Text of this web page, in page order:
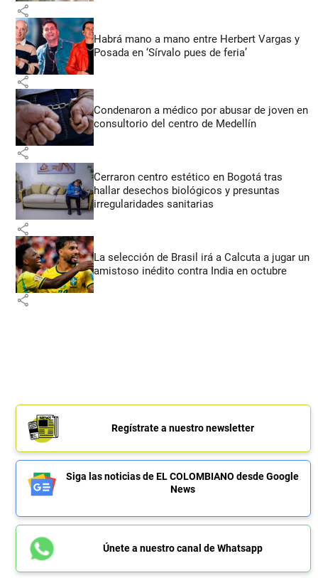
share
Habrá mano a mano entre Herbert Vargas y
Posada en ‘Sírvalo pues de feria’
share
Condenaron a médico por abusar de joven en
consultorio del centro de Medellín
share
Cerraron centro estético en Bogotá tras
hallar desechos biológicos y presuntas
irregularidades sanitarias
share
La selección de Brasil irá a Calcuta a jugar un
amistoso inédito contra India en octubre
share
Regístrate a nuestro newsletter
Siga las noticias de EL COLOMBIANO desde Google
News
Únete a nuestro canal de Whatsapp